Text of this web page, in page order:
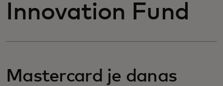
Innovation Fund
Mastercard je danas